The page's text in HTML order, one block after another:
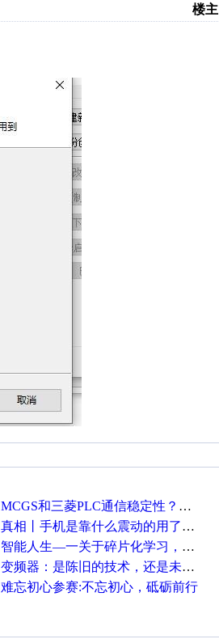
楼主
MCGS和三菱PLC通信稳定性？？？
真相丨手机是靠什么震动的用了这么多年才知道！
智能人生—一关于碎片化学习，看这一篇就够了！
变频器：是陈旧的技术，还是未来的幕后英雄？
难忘初心参赛:不忘初心，砥砺前行